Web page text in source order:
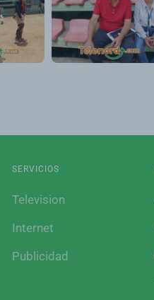
SERVICIOS
Television
Internet
Publicidad